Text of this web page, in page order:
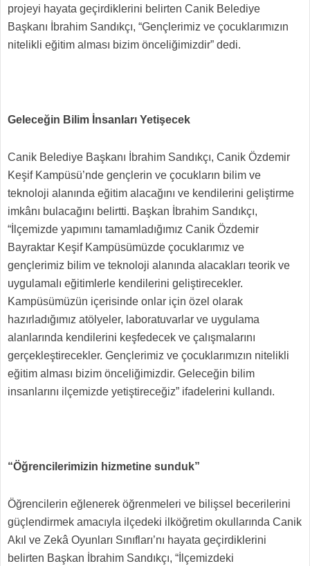
projeyi hayata geçirdiklerini belirten Canik Belediye
Başkanı İbrahim Sandıkçı, “Gençlerimiz ve çocuklarımızın
nitelikli eğitim alması bizim önceliğimizdir” dedi.
Geleceğin Bilim İnsanları Yetişecek
Canik Belediye Başkanı İbrahim Sandıkçı, Canik Özdemir
Keşif Kampüsü’nde gençlerin ve çocukların bilim ve
teknoloji alanında eğitim alacağını ve kendilerini geliştirme
imkânı bulacağını belirtti. Başkan İbrahim Sandıkçı,
“İlçemizde yapımını tamamladığımız Canik Özdemir
Bayraktar Keşif Kampüsümüzde çocuklarımız ve
gençlerimiz bilim ve teknoloji alanında alacakları teorik ve
uygulamalı eğitimlerle kendilerini geliştirecekler.
Kampüsümüzün içerisinde onlar için özel olarak
hazırladığımız atölyeler, laboratuvarlar ve uygulama
alanlarında kendilerini keşfedecek ve çalışmalarını
gerçekleştirecekler. Gençlerimiz ve çocuklarımızın nitelikli
eğitim alması bizim önceliğimizdir. Geleceğin bilim
insanlarını ilçemizde yetiştireceğiz” ifadelerini kullandı.
“Öğrencilerimizin hizmetine sunduk”
Öğrencilerin eğlenerek öğrenmeleri ve bilişsel becerilerini
güçlendirmek amacıyla ilçedeki ilköğretim okullarında Canik
Akıl ve Zekâ Oyunları Sınıfları’nı hayata geçirdiklerini
belirten Başkan İbrahim Sandıkçı, “İlçemizdeki